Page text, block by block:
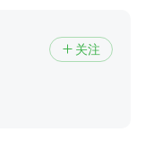
 关注